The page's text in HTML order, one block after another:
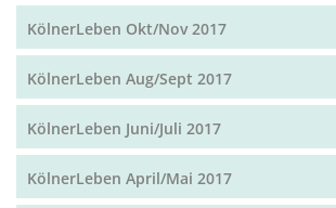
KölnerLeben Okt/Nov 2017
KölnerLeben Aug/Sept 2017
KölnerLeben Juni/Juli 2017
KölnerLeben April/Mai 2017